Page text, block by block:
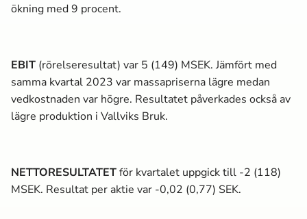
ökning med 9 procent.
EBIT (rörelseresultat) var 5 (149) MSEK. Jämfört med
samma kvartal 2023 var massa­priserna lägre medan
vedkostnaden var högre. Resultatet påverkades också av
lägre produktion i Vallviks Bruk.
NETTORESULTATETför kvartalet uppgick till -2 (118)
MSEK. Resultat per aktie var -0,02 (0,77) SEK.